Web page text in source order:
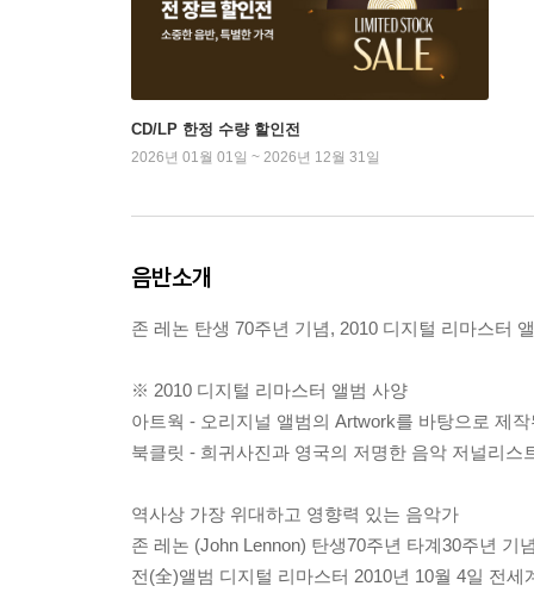
CD/LP 한정 수량 할인전
2026년 01월 01일 ~ 2026년 12월 31일
음반소개
존 레논 탄생 70주년 기념, 2010 디지털 리마스터
※ 2010 디지털 리마스터 앨범 사양
아트웍 - 오리지널 앨범의 Artwork를 바탕으로 제
북클릿 - 희귀사진과 영국의 저명한 음악 저널리
역사상 가장 위대하고 영향력 있는 음악가
존 레논 (John Lennon) 탄생70주년 타계30주년 기
전(全)앨범 디지털 리마스터 2010년 10월 4일 전세